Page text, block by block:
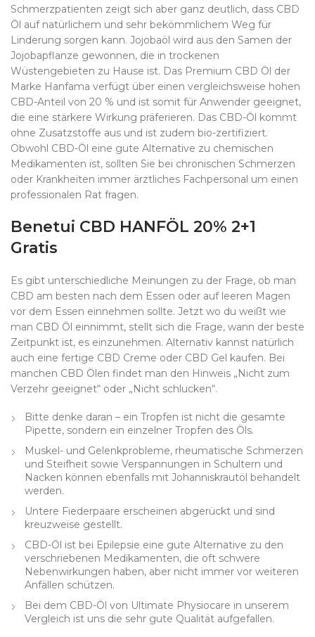
Schmerzpatienten zeigt sich aber ganz deutlich, dass CBD
Öl auf natürlichem und sehr bekömmlichem Weg für
Linderung sorgen kann. Jojobaöl wird aus den Samen der
Jojobapflanze gewonnen, die in trockenen
Wüstengebieten zu Hause ist. Das Premium CBD Öl der
Marke Hanfama verfügt über einen vergleichsweise hohen
CBD-Anteil von 20 % und ist somit für Anwender geeignet,
die eine stärkere Wirkung präferieren. Das CBD-Öl kommt
ohne Zusatzstoffe aus und ist zudem bio-zertifiziert.
Obwohl CBD-Öl eine gute Alternative zu chemischen
Medikamenten ist, sollten Sie bei chronischen Schmerzen
oder Krankheiten immer ärztliches Fachpersonal um einen
professionalen Rat fragen.
Benetui CBD HANFÖL 20% 2+1
Gratis
Es gibt unterschiedliche Meinungen zu der Frage, ob man
CBD am besten nach dem Essen oder auf leeren Magen
vor dem Essen einnehmen sollte. Jetzt wo du weißt wie
man CBD Öl einnimmt, stellt sich die Frage, wann der beste
Zeitpunkt ist, es einzunehmen. Alternativ kannst natürlich
auch eine fertige CBD Creme oder CBD Gel kaufen. Bei
manchen CBD Ölen findet man den Hinweis „Nicht zum
Verzehr geeignet“ oder „Nicht schlucken“.
Bitte denke daran – ein Tropfen ist nicht die gesamte
Pipette, sondern ein einzelner Tropfen des Öls.
Muskel- und Gelenkprobleme, rheumatische Schmerzen
und Steifheit sowie Verspannungen in Schultern und
Nacken können ebenfalls mit Johanniskrautöl behandelt
werden.
Untere Fiederpaare erscheinen abgerückt und sind
kreuzweise gestellt.
CBD-Öl ist bei Epilepsie eine gute Alternative zu den
verschriebenen Medikamenten, die oft schwere
Nebenwirkungen haben, aber nicht immer vor weiteren
Anfällen schützen.
Bei dem CBD-Öl von Ultimate Physiocare in unserem
Vergleich ist uns die sehr gute Qualität aufgefallen.